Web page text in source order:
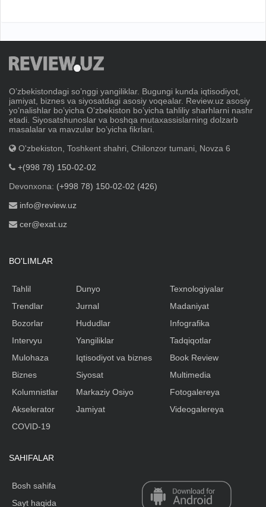
Oʼzbekistondagi soʼnggi yangiliklar. Bugungi kunda iqtisodiyot,
jamiyat, biznes va siyosatdagi asosiy voqealar. Review.uz asosiy
yoʼnalishlar boʼyicha Oʼzbekiston boʼyicha tahliliy sharhlarni nashr
etadi. Siyosatshunoslar va boshqa mutaxassislarning dolzarb
masalalar va mavzular boʼyicha fikrlari.
O'zbekiston, Toshkent shahri, Chilonzor tumani, Novza 6
+(998 78) 150-02-02
Devonxona: (+998 78) 150-02-02 (426)
info@review.uz
cer@exat.uz
BO'LIMLAR
Tahlil
Trendlar
Bozorlar
Intervyu
Mulohaza
Biznes
Kolumnistlar
Akselerator
Dunyo
Jurnal
Hududlar
Yangiliklar
Iqtisodiyot va biznes
Siyosat
Markaziy Osiyo
Jamiyat
Texnologiyalar
Madaniyat
Infografika
Tadqiqotlar
Book Review
Multimedia
Fotogalereya
Videogalereya
COVID-19
SAHIFALAR
Bosh sahifa
Sayt haqida